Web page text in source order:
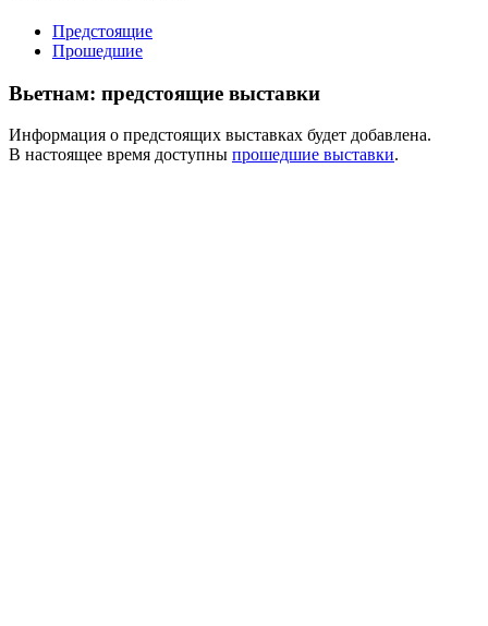
Предстоящие
Прошедшие
Вьетнам: предстоящие выставки
Информация о предстоящих выставках будет добавлена.
В настоящее время доступны прошедшие выставки.